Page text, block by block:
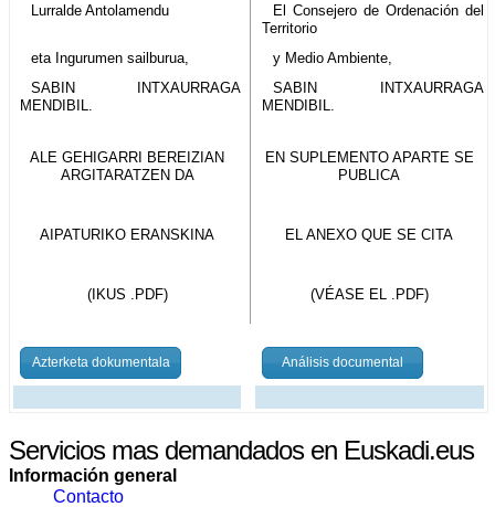
Lurralde Antolamendu
El Consejero de Ordenación del
Territorio
eta Ingurumen sailburua,
y Medio Ambiente,
SABIN INTXAURRAGA
MENDIBIL.
SABIN INTXAURRAGA
MENDIBIL.
ALE GEHIGARRI BEREIZIAN
ARGITARATZEN DA
EN SUPLEMENTO APARTE SE
PUBLICA
AIPATURIKO ERANSKINA EL ANEXO QUE SE CITA
(IKUS .PDF) (VÉASE EL .PDF)
Azterketa dokumentala Análisis documental
Servicios mas demandados en Euskadi.eus
Información general
Contacto